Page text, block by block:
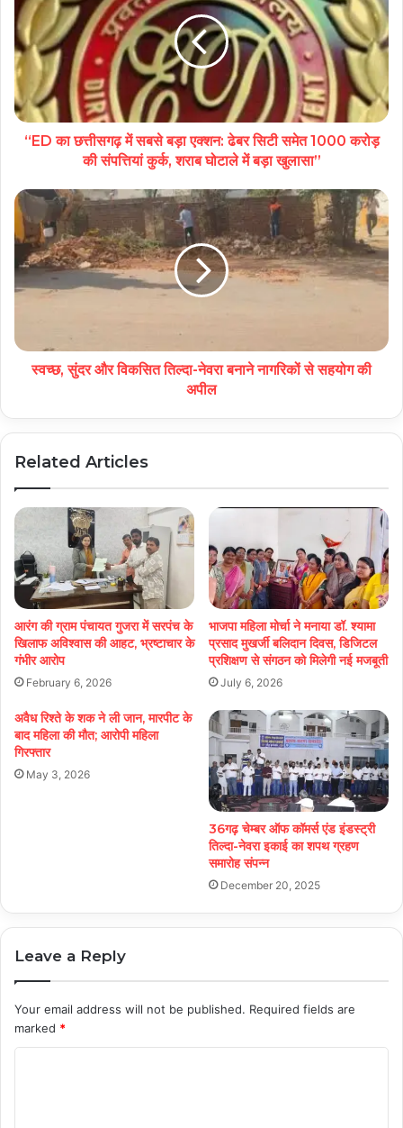
“ED का छत्तीसगढ़ में सबसे बड़ा एक्शन: ढेबर सिटी समेत 1000 करोड़
की संपत्तियां कुर्क, शराब घोटाले में बड़ा खुलासा”
स्वच्छ, सुंदर और विकसित तिल्दा-नेवरा बनाने नागरिकों से सहयोग की
अपील
Related Articles
आरंग की ग्राम पंचायत गुजरा में सरपंच के
खिलाफ अविश्वास की आहट, भ्रष्टाचार के
गंभीर आरोप
February 6, 2026
भाजपा महिला मोर्चा ने मनाया डॉ. श्यामा
प्रसाद मुखर्जी बलिदान दिवस, डिजिटल
प्रशिक्षण से संगठन को मिलेगी नई मजबूती
July 6, 2026
अवैध रिश्ते के शक ने ली जान, मारपीट के
बाद महिला की मौत; आरोपी महिला
गिरफ्तार
May 3, 2026
36गढ़ चेम्बर ऑफ कॉमर्स एंड इंडस्ट्री
तिल्दा-नेवरा इकाई का शपथ ग्रहण
समारोह संपन्न
December 20, 2025
Leave a Reply
Your email address will not be published. Required fields are
marked *